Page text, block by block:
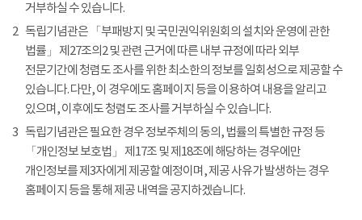
거부하실 수 있습니다.
2 독립기념관은 「부패방지 및 국민권익위원회의 설치와 운영에 관한
법률」 제27조의2 및 관련 근거에 따른 내부 규정에 따라 외부
전문기간에 청렴도 조사를 위한 최소한의 정보를 일회성으로 제공할 수
있습니다. 다만, 이 경우에도 홈페이지 등을 이용하여 내용을 알리고
있으며, 이후에도 청렴도 조사를 거부하실 수 있습니다.
3 독립기념관은 필요한 경우 정보주체의 동의, 법률의 특별한 규정 등
「개인정보 보호법」 제17조 및 제18조에 해당하는 경우에만
개인정보를 제3자에게 제공할 예정이며, 제공 사유가 발생하는 경우
홈페이지 등을 통해 제공 내역을 공지하겠습니다.